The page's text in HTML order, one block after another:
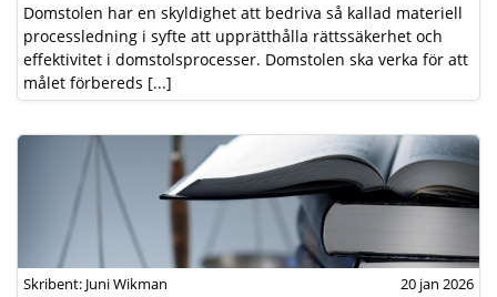
Domstolen har en skyldighet att bedriva så kallad materiell
processledning i syfte att upprätthålla rättssäkerhet och
effektivitet i domstolsprocesser. Domstolen ska verka för att
målet förbereds [...]
Skribent: Juni Wikman 20 jan 2026